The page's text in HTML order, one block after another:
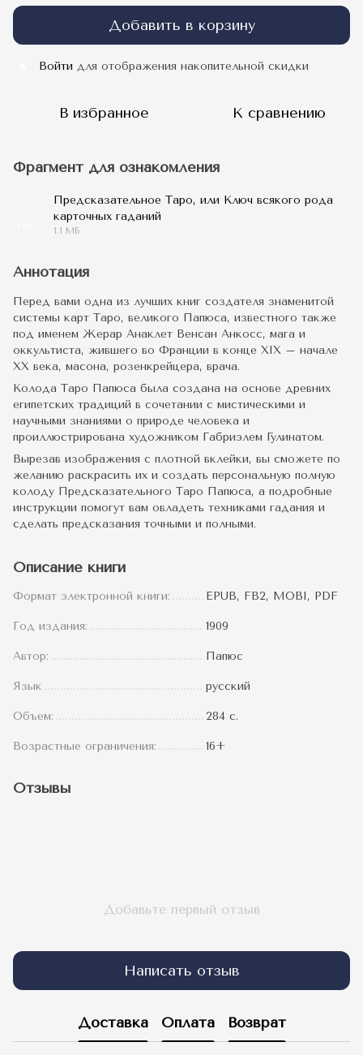
Добавить в корзину
Войти для отображения накопительной скидки
В избранное К сравнению
Фрагмент для ознакомления
Предсказательное Таро, или Ключ всякого рода
карточных гаданий
1.1 МБ
Аннотация
Перед вами одна из лучших книг создателя знаменитой
системы карт Таро, великого Папюса, известного также
под именем Жерар Анаклет Венсан Анкосс, мага и
оккультиста, жившего во Франции в конце XIX – начале
XX века, масона, розенкрейцера, врача.
Колода Таро Папюса была создана на основе древних
египетских традиций в сочетании с мистическими и
научными знаниями о природе человека и
проиллюстрирована художником Габриэлем Гулинатом.
Вырезав изображения с плотной вклейки, вы сможете по
желанию раскрасить их и создать персональную полную
колоду Предсказательного Таро Папюса, а подробные
инструкции помогут вам овладеть техниками гадания и
сделать предсказания точными и полными.
Описание книги
Формат электронной книги: EPUB, FB2, MOBI, PDF
Год издания: 1909
Автор: Папюс
Язык русский
Объем: 284 c.
Возрастные ограничения: 16+
Отзывы
Добавьте первый отзыв
Написать отзыв
Доставка Оплата Возврат